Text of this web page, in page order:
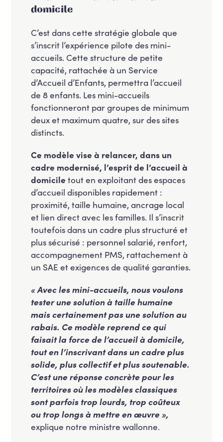
domicile
C’est dans cette stratégie globale que
s’inscrit l’expérience pilote des mini-
accueils. Cette structure de petite
capacité, rattachée à un Service
d’Accueil d’Enfants, permettra l’accueil
de 8 enfants. Les mini-accueils
fonctionneront par groupes de minimum
deux et maximum quatre, sur des sites
distincts.
Ce modèle vise à relancer, dans un
cadre modernisé, l’esprit de l’accueil à
domicile tout en exploitant des espaces
d’accueil disponibles rapidement :
proximité, taille humaine, ancrage local
et lien direct avec les familles. Il s’inscrit
toutefois dans un cadre plus structuré et
plus sécurisé : personnel salarié, renfort,
accompagnement PMS, rattachement à
un SAE et exigences de qualité garanties.
« Avec les mini-accueils, nous voulons
tester une solution à taille humaine
mais certainement pas une solution au
rabais. Ce modèle reprend ce qui
faisait la force de l’accueil à domicile,
tout en l’inscrivant dans un cadre plus
solide, plus collectif et plus soutenable.
C’est une réponse concrète pour les
territoires où les modèles classiques
sont parfois trop lourds, trop coûteux
ou trop longs à mettre en œuvre »,
explique notre ministre wallonne.